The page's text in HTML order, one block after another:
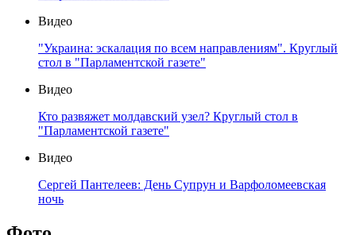
Видео
"Украина: эскалация по всем направлениям". Круглый
стол в "Парламентской газете"
Видео
Кто развяжет молдавский узел? Круглый стол в
"Парламентской газете"
Видео
Сергей Пантелеев: День Супрун и Варфоломеевская
ночь